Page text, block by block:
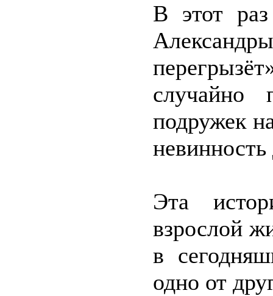
В этот раз
случайно
подружек
Эта
взрослой
в
одно от